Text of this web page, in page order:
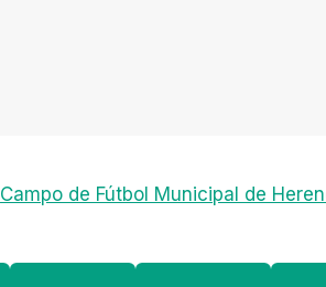
Campo de Fútbol Municipal de